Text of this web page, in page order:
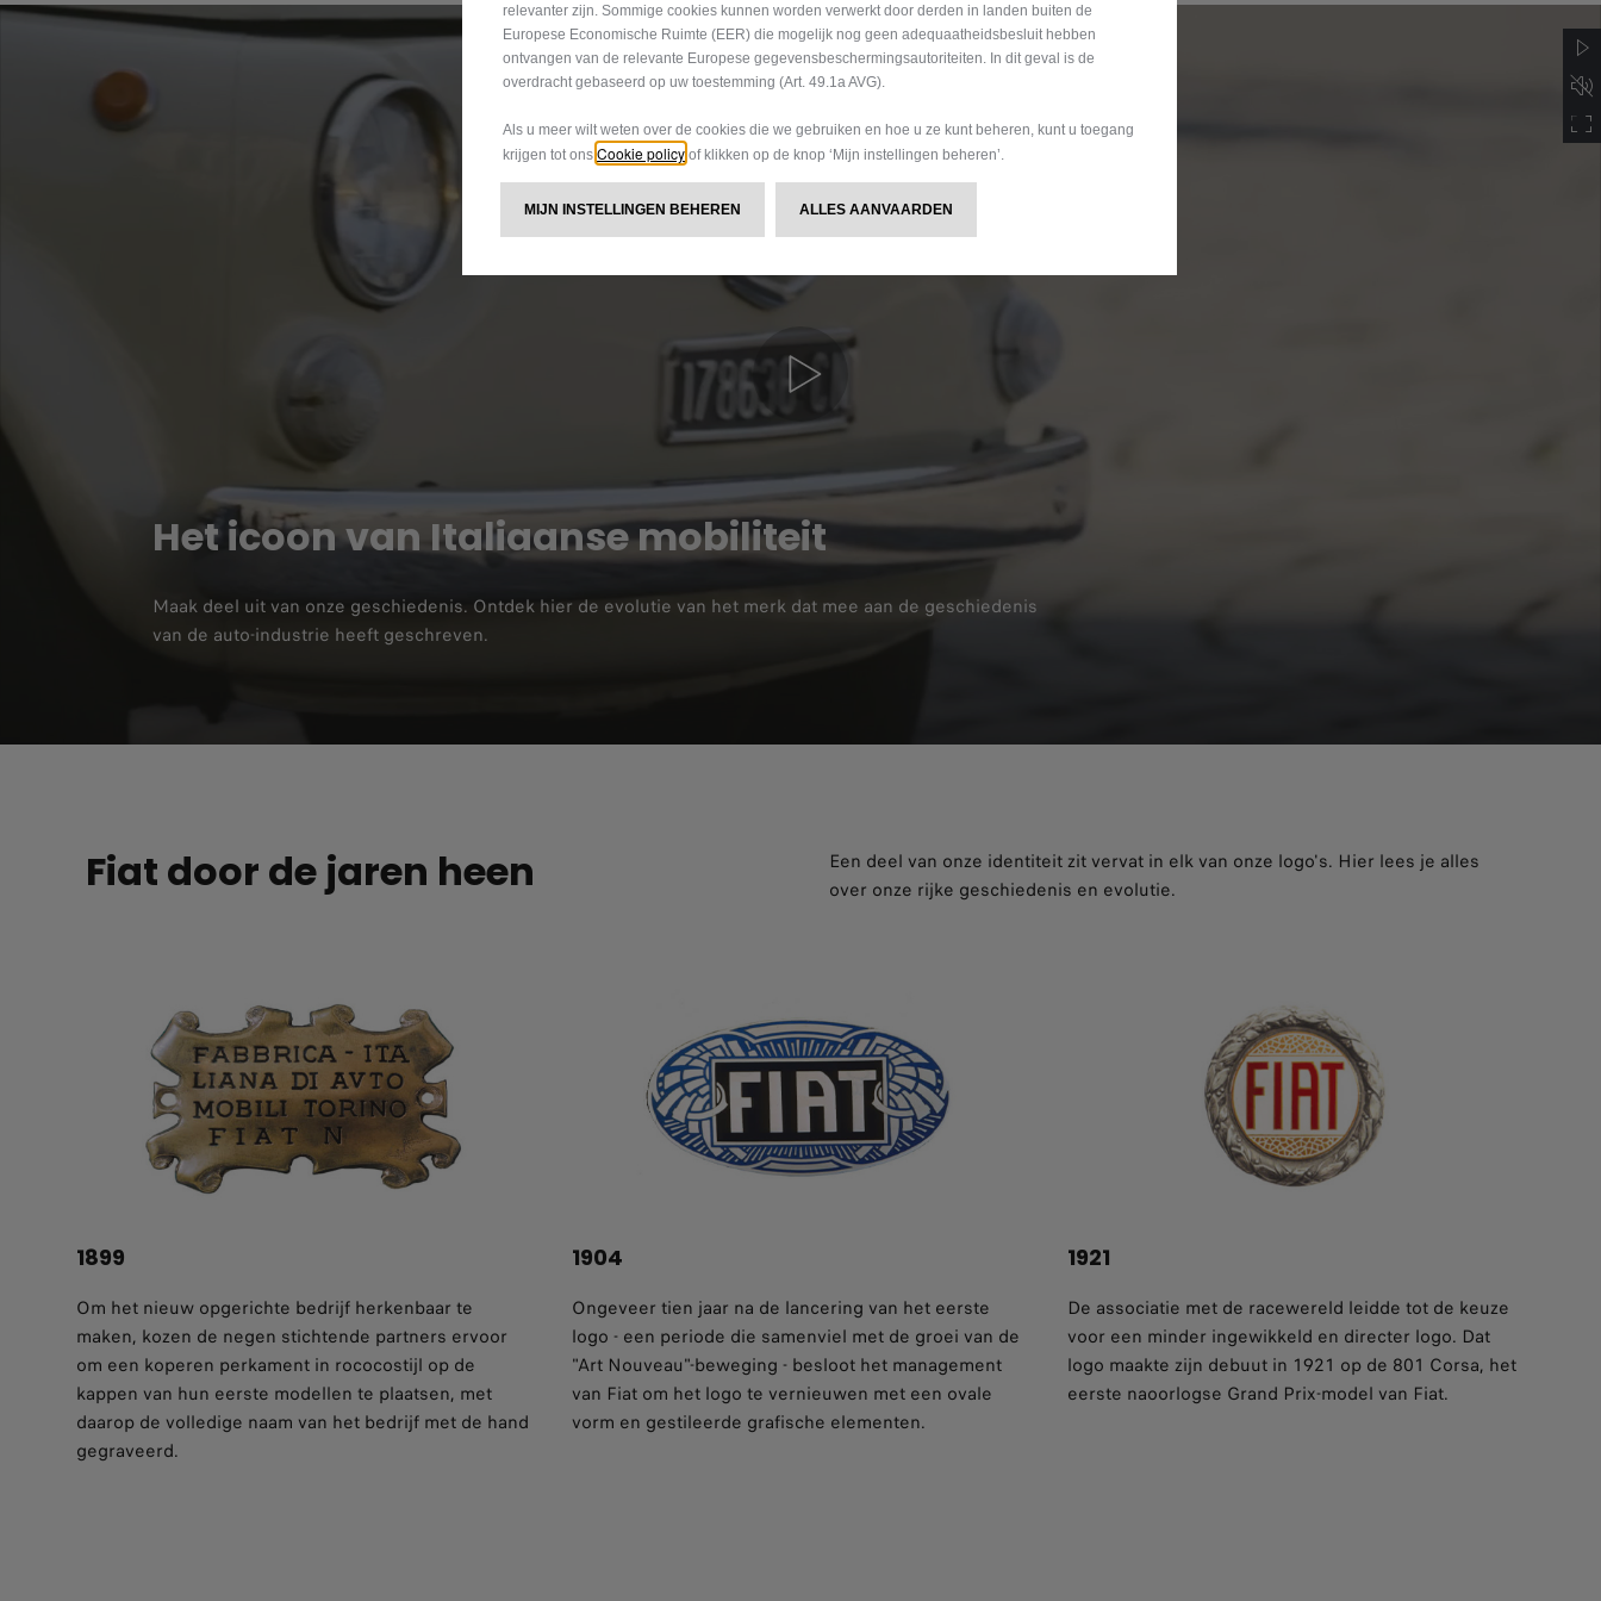
Het icoon van Italiaanse mobiliteit
Maak deel uit van onze geschiedenis. Ontdek hier de evolutie van het merk dat mee aan de geschiedenis
van de auto-industrie heeft geschreven.
Fiat door de jaren heen
Een deel van onze identiteit zit vervat in elk van onze logo's. Hier lees je alles
over onze rijke geschiedenis en evolutie.
1899
Om het nieuw opgerichte bedrijf herkenbaar te
maken, kozen de negen stichtende partners ervoor
om een koperen perkament in rococostijl op de
kappen van hun eerste modellen te plaatsen, met
daarop de volledige naam van het bedrijf met de hand
gegraveerd.
1904
Ongeveer tien jaar na de lancering van het eerste
logo - een periode die samenviel met de groei van de
"Art Nouveau"-beweging - besloot het management
van Fiat om het logo te vernieuwen met een ovale
vorm en gestileerde grafische elementen.
1921
De associatie met de racewereld leidde tot de keuze
voor een minder ingewikkeld en directer logo. Dat
logo maakte zijn debuut in 1921 op de 801 Corsa, het
eerste naoorlogse Grand Prix-model van Fiat.
relevanter zijn. Sommige cookies kunnen worden verwerkt door derden in landen buiten de
Europese Economische Ruimte (EER) die mogelijk nog geen adequaatheidsbesluit hebben
ontvangen van de relevante Europese gegevensbeschermingsautoriteiten. In dit geval is de
overdracht gebaseerd op uw toestemming (Art. 49.1a AVG).
Als u meer wilt weten over de cookies die we gebruiken en hoe u ze kunt beheren, kunt u toegang
krijgen tot ons Cookie policy of klikken op de knop ‘Mijn instellingen beheren’.
MIJN INSTELLINGEN BEHEREN ALLES AANVAARDEN